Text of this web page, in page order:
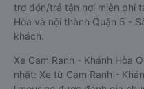
trợ đón/trả tận nơi miễn phí
Hòa và nội thành Quận 5 -
khách.
Xe Cam Ranh - Khánh Hòa
nhất: Xe từ Cam Ranh -